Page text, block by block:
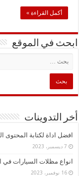
أكمل القراءة »
ابحث في الموقع
أخر التدوينات
افضل اداة لكتابة المحتوى
7 ديسمبر، 2023
انواع مظلات السيارات في
16 نوفمبر، 2023